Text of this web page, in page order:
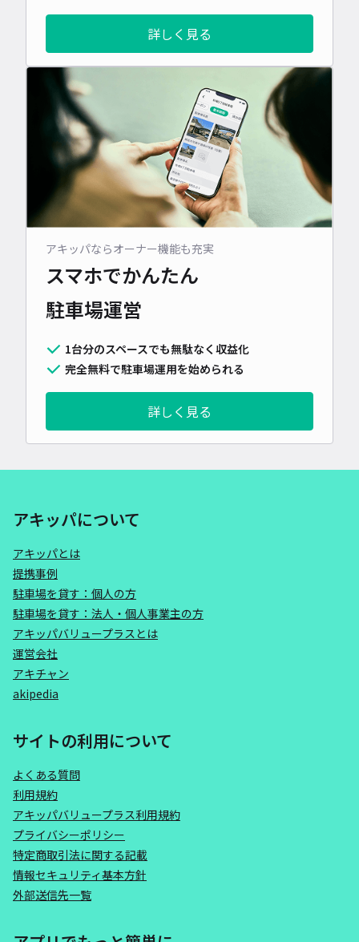
詳しく見る
アキッパならオーナー機能も充実
スマホでかんたん
駐車場運営
1台分のスペースでも無駄なく収益化
完全無料で駐車場運用を始められる
詳しく見る
アキッパについて
アキッパとは
提携事例
駐車場を貸す：個人の方
駐車場を貸す：法人・個人事業主の方
アキッパバリュープラスとは
運営会社
アキチャン
akipedia
サイトの利用について
よくある質問
利用規約
アキッパバリュープラス利用規約
プライバシーポリシー
特定商取引法に関する記載
情報セキュリティ基本方針
外部送信先一覧